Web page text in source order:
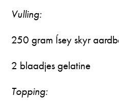
Vulling:
250 gram Ísey skyr
2 blaadjes gelatine
Topping: